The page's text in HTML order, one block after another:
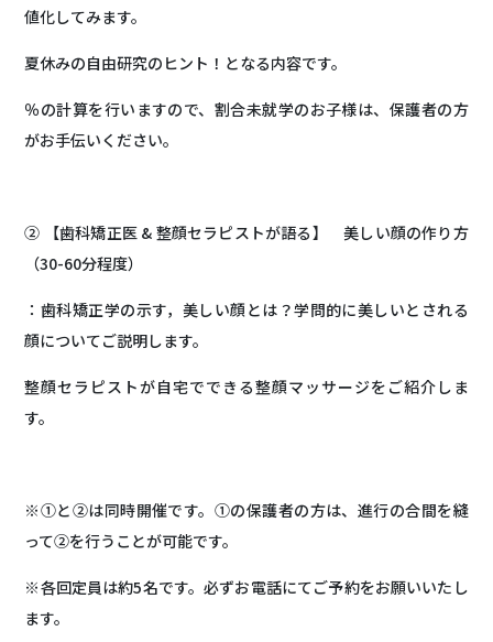
値化してみます。
夏休みの自由研究のヒント！となる内容です。
％の計算を行いますので、割合未就学のお子様は、保護者の方
がお手伝いください。
② 【歯科矯正医 & 整顔セラピストが語る】 美しい顔の作り方
（30-60分程度）
：歯科矯正学の示す，美しい顔とは？学問的に美しいとされる
顔についてご説明します。
整顔セラピストが自宅でできる整顔マッサージをご紹介しま
す。
※①と②は同時開催です。①の保護者の方は、進行の合間を縫
って②を行うことが可能です。
※各回定員は約5名です。必ずお電話にてご予約をお願いいたし
ます。